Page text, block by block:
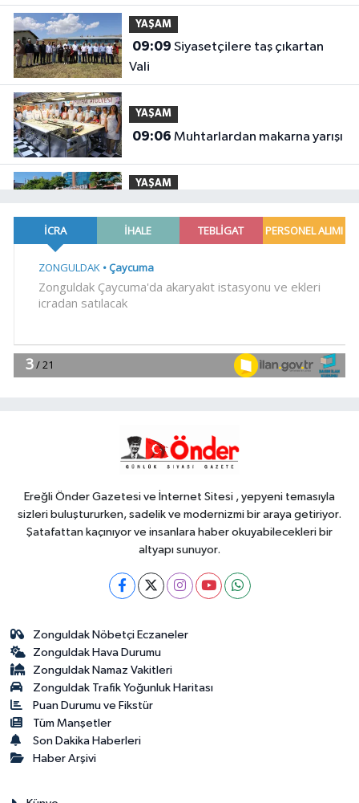
YAŞAM
09:09
Vali
YAŞAM
09:06 Muhtarlardan makarna yarışı
YAŞAM
çifte yardım eli
09:00Kayseri Talas İnovasyon
08:35 Akın Gürlek: Örgüt silahları
bırakacak, mağaraları boşaltacak
Ereğli Önder Gazetesi ve İnternet Sitesi , yepyeni temasıyla
sizleri buluştururken, sadelik ve modernizmi bir araya getiriyor.
Şatafattan kaçınıyor ve insanlara haber okuyabilecekleri bir
altyapı sunuyor.
Zonguldak Nöbetçi Eczaneler
Zonguldak Hava Durumu
Zonguldak Namaz Vakitleri
Zonguldak Trafik Yoğunluk Haritası
Puan Durumu ve Fikstür
Tüm Manşetler
Son Dakika Haberleri
Haber Arşivi